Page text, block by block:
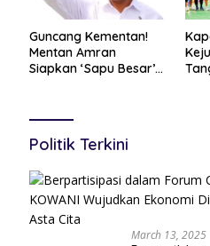
Guncang Kementan!
Mentan Amran
Siapkan ‘Sapu Besar’,
Tersingkir
Politik Terkini
March 13, 2025